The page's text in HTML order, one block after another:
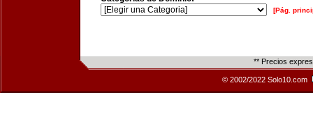
[Pág.
** Precios
© 2002/2022 Solo10.com